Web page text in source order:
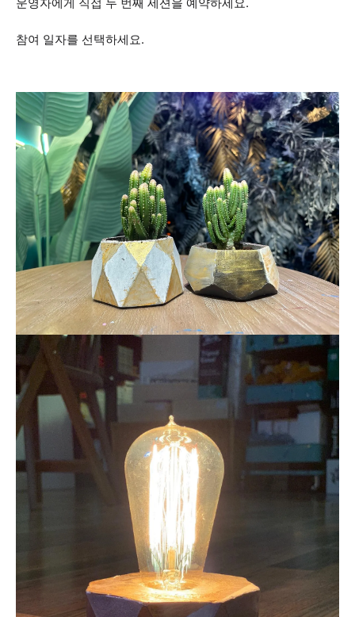
참여 일자를 선택하세요.